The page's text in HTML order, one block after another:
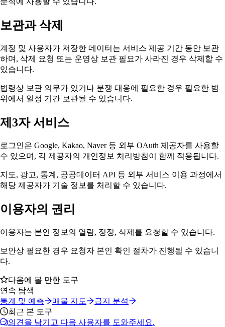
보관과 삭제
계정 및 사용자가 저장한 데이터는 서비스 제공 기간 동안 보관
하며, 삭제 요청 또는 운영상 보관 필요가 사라진 경우 삭제할 수
있습니다.
법령상 보관 의무가 있거나 분쟁 대응에 필요한 경우 필요한 범
위에서 일정 기간 보관될 수 있습니다.
제3자 서비스
로그인은 Google, Kakao, Naver 등 외부 OAuth 제공자를 사용할
수 있으며, 각 제공자의 개인정보 처리방침이 함께 적용됩니다.
지도, 광고, 통계, 공공데이터 API 등 외부 서비스 이용 과정에서
해당 제공자가 기술 정보를 처리할 수 있습니다.
이용자의 권리
이용자는 본인 정보의 열람, 정정, 삭제를 요청할 수 있습니다.
보안상 필요한 경우 요청자 본인 확인 절차가 진행될 수 있습니
다.
다음에 볼 만한 도구
연속 탐색
통계 및 예측
매물 지도
급지 분석
최근 본 도구
의견을 남기고 다음 사용자를 도와주세요.